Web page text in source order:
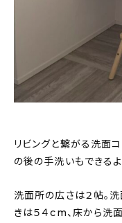
リビングと繋がる洗面
の後の手洗いもできるよ
洗面所の広さは２帖。
きは５４cm、床から洗